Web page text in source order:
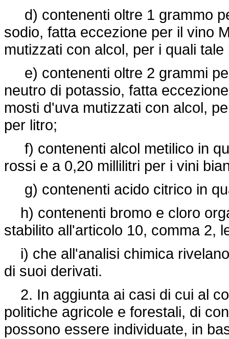
d) contenenti oltre 1 grammo
sodio, fatta eccezione per il vino
mutizzati con alcol, per i quali
e) contenenti oltre 2 grammi
neutro di potassio, fatta
mosti d'uva mutizzati con alcol,
per litro;
f) contenenti alcol metilico in
rossi e a 0,20 millilitri per i vini
g) contenenti acido citrico in
h) contenenti bromo e cloro
stabilito all'articolo 10, comma 2,
i) che all'analisi chimica
di suoi derivati.
2. In aggiunta ai casi di cui al
politiche agricole e forestali, di
possono essere individuate, in